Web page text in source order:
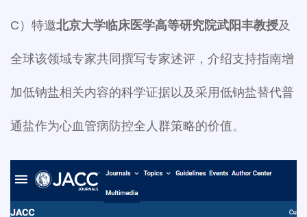
C）特邀北京大学临床医学高等研究院武阳丰教授及
全球该领域专家共同撰写专家述评，介绍支持指南增
加低钠盐相关内容的科学证据以及采用低钠盐替代普
通盐作为心血管病防控全人群策略的价值。